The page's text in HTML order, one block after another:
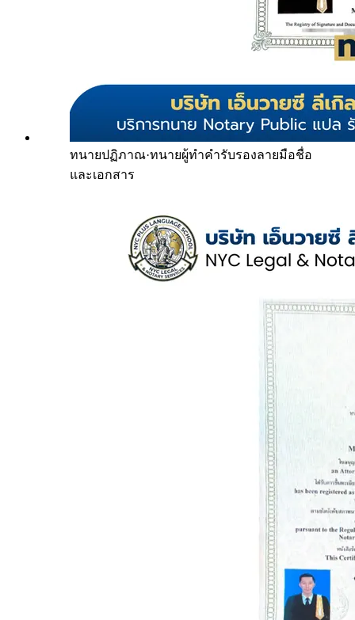
ทนายปฏิภาณ·ทนายผู้ทำคำรับรองลายมือชื่อ
และเอกสาร